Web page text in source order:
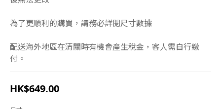
為了更順利的購買，請務必詳閱尺寸數據
配送海外地區在清關時有機會產生稅金，客人需自行繳
付。
HK$649.00